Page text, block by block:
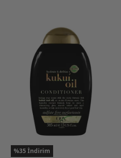
%35 İndirim